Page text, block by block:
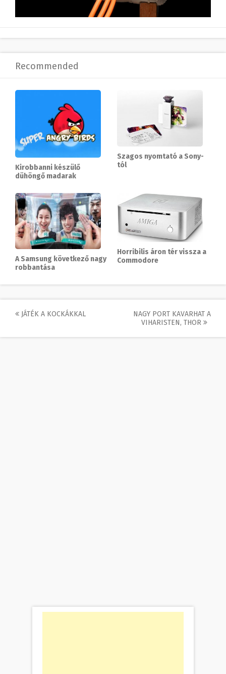
Recommended
Kirobbanni készülő
dühöngő madarak
Szagos nyomtató a Sony-
tól
A Samsung következő nagy
robbantása
Horribilis áron tér vissza a
Commodore
Post
navigation
JÁTÉK A KOCKÁKKAL
NAGY PORT KAVARHAT A
VIHARISTEN, THOR